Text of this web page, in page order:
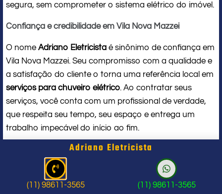
segura, sem comprometer o sistema elétrico do imóvel.
Confiança e credibilidade em Vila Nova Mazzei
O nome Adriano Eletricista é sinônimo de confiança em
Vila Nova Mazzei. Seu compromisso com a qualidade e
a satisfação do cliente o torna uma referência local em
serviços para chuveiro elétrico. Ao contratar seus
serviços, você conta com um profissional de verdade,
que respeita seu tempo, seu espaço e entrega um
trabalho impecável do início ao fim.
Problema com chuveiro: sinais que
indicam a hora de chamar um
profissional
Adriano Eletricista
(11) 98611-3565 (11) 98611-3565